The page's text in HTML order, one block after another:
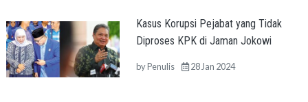
Kasus Korupsi Pejabat yang Tidak
Diproses KPK di Jaman Jokowi
byPenulis 28 Jan 2024